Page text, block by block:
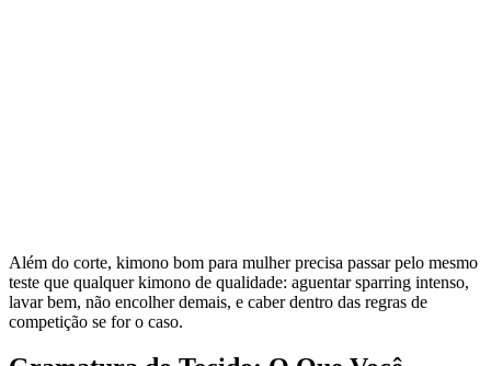
Além do corte, kimono bom para mulher precisa passar pelo mesmo
teste que qualquer kimono de qualidade: aguentar sparring intenso,
lavar bem, não encolher demais, e caber dentro das regras de
competição se for o caso.